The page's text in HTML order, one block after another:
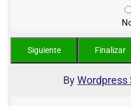
ByWordpress